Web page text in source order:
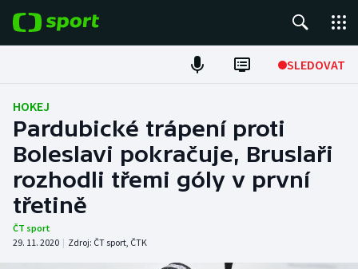
SLEDOVAT
Fotbal
Hokej
Tenis
Atletika
HOKEJ
Pardubické trápení proti
Boleslavi pokračuje, Bruslaři
rozhodli třemi góly v první
třetině
ČT sport
29. 11. 2020 | Zdroj: ČT sport, ČTK